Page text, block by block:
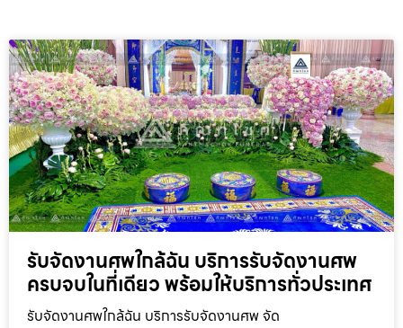
รับจัดงานศพใกล้ฉัน บริการรับจัดงานศพ
ครบจบในที่เดียว พร้อมให้บริการทั่วประเทศ
รับจัดงานศพใกล้ฉัน บริการรับจัดงานศพ จัด